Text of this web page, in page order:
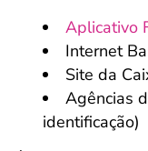
Aplicativo
Internet
Site da
Agências
identificação)